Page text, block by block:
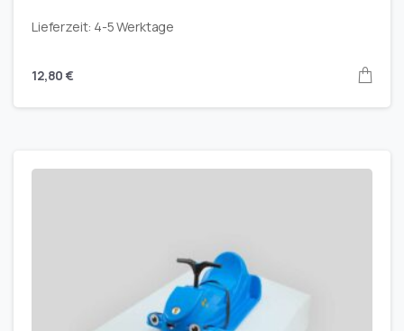
Lieferzeit: 4-5 Werktage
12,80€